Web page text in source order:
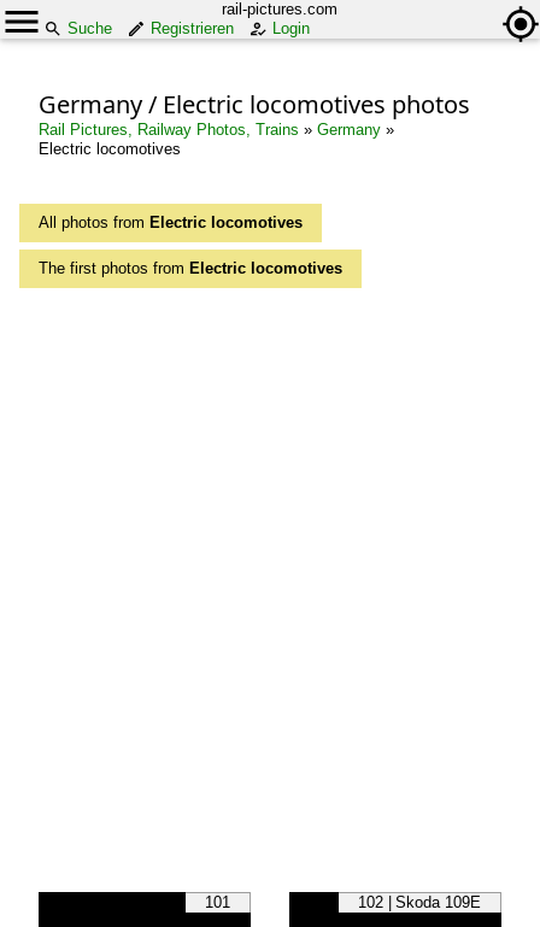
rail-pictures.com
Suche
Registrieren Login
Germany / Electric locomotives photos
Rail Pictures, Railway Photos, Trains » Germany »
Electric locomotives
All photos from Electric locomotives
The first photos from Electric locomotives
101 102 | Skoda 109E